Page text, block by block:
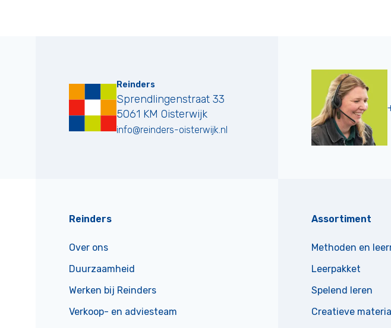
Reinders
Sprendlingenstraat 33
5061 KM Oisterwijk
info@reinders-oisterwijk.nl
Reinders
Over ons
Duurzaamheid
Werken bij Reinders
Verkoop- en adviesteam
Assortiment
Methoden en
Leerpakket
Spelend leren
Creatieve